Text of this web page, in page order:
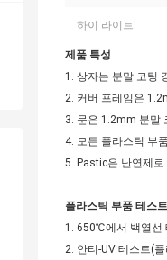
하이 라이트:
제품 특성
1. 상자는 분말 코팅
2. 커버 프레임은
3. 문은 1.2mm 분말
4. 모든 플라스틱 부
5. Pastic은 난연제
플라스틱 부품 테스
1. 650℃에서 백열선
2. 안티-UV 테스트(